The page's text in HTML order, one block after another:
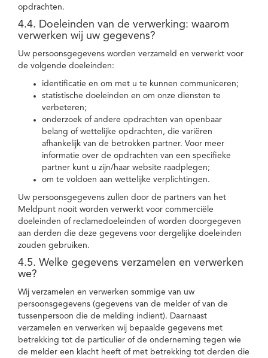
opdrachten.
4.4. Doeleinden van de verwerking: waarom
verwerken wij uw gegevens?
Uw persoonsgegevens worden verzameld en verwerkt voor
de volgende doeleinden:
identificatie en om met u te kunnen communiceren;
statistische doeleinden en om onze diensten te
verbeteren;
onderzoek of andere opdrachten van openbaar
belang of wettelijke opdrachten, die variëren
afhankelijk van de betrokken partner. Voor meer
informatie over de opdrachten van een specifieke
partner kunt u zijn/haar website raadplegen;
om te voldoen aan wettelijke verplichtingen.
Uw persoonsgegevens zullen door de partners van het
Meldpunt nooit worden verwerkt voor commerciële
doeleinden of reclamedoeleinden of worden doorgegeven
aan derden die deze gegevens voor dergelijke doeleinden
zouden gebruiken.
4.5. Welke gegevens verzamelen en verwerken
we?
Wij verzamelen en verwerken sommige van uw
persoonsgegevens (gegevens van de melder of van de
tussenpersoon die de melding indient). Daarnaast
verzamelen en verwerken wij bepaalde gegevens met
betrekking tot de particulier of de onderneming tegen wie
de melder een klacht heeft of met betrekking tot derden die